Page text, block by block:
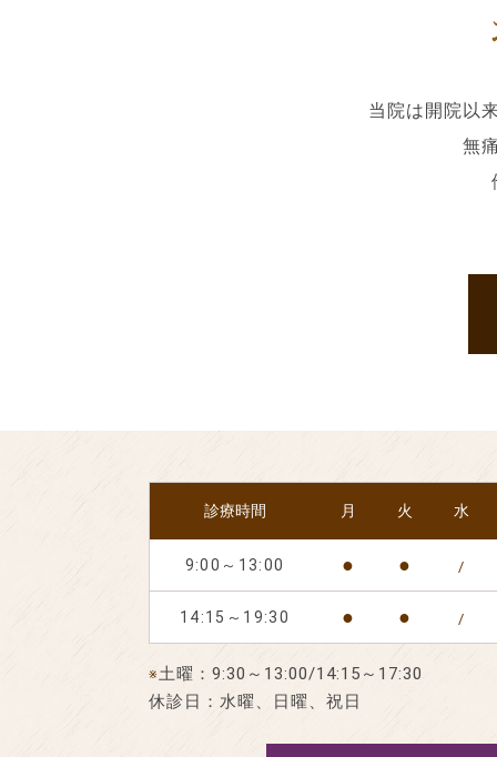
当院は開院以
無
診療時間 月 火 水
9:00～13:00 ● ● /
14:15～19:30 ● ● /
※ 土曜：9:30～13:00/14:15～17:30
休診日：水曜、日曜、祝日